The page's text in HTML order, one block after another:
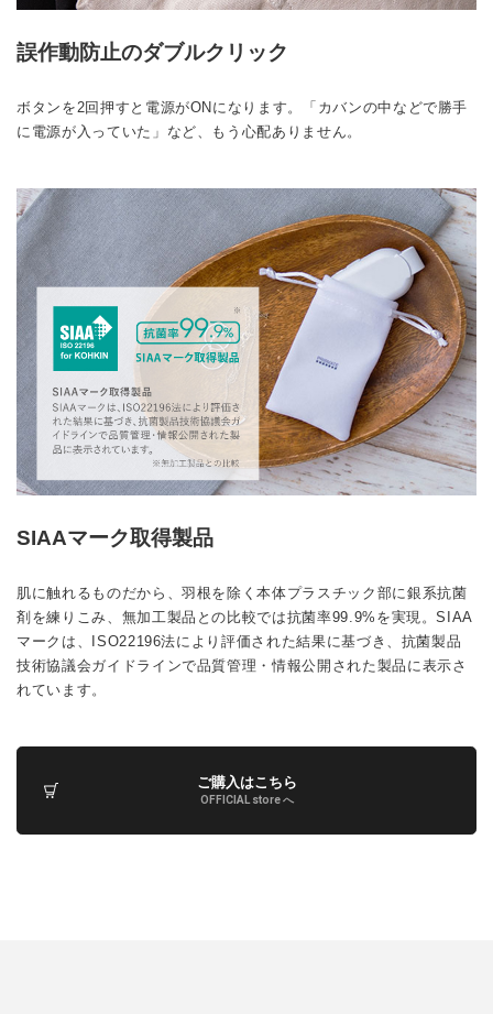
誤作動防止のダブルクリック
ボタンを2回押すと電源がONになります。「カバンの中などで勝手
に電源が入っていた」など、もう心配ありません。
SIAAマーク取得製品
肌に触れるものだから、羽根を除く本体プラスチック部に銀系抗菌
剤を練りこみ、無加工製品との比較では抗菌率99.9%を実現。SIAA
マークは、ISO22196法により評価された結果に基づき、抗菌製品
技術協議会ガイドラインで品質管理・情報公開された製品に表示さ
れています。
ご購入はこちら
OFFICIAL store へ